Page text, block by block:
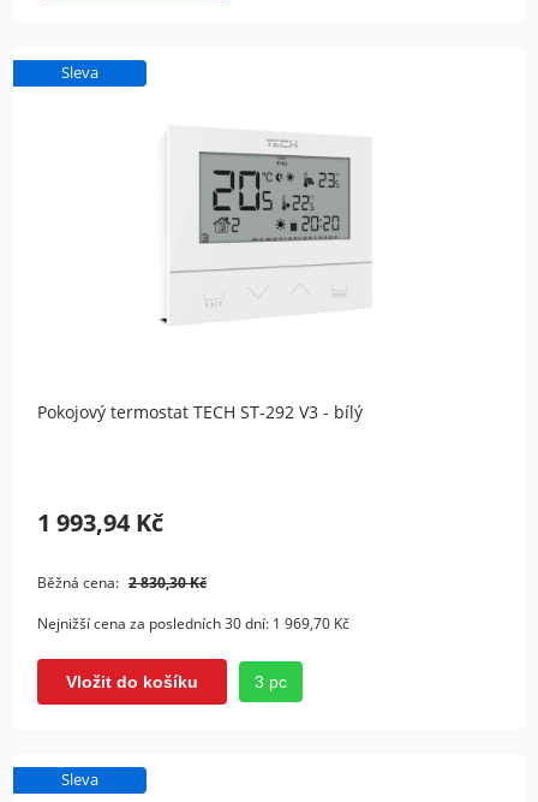
Pokojový termostat TECH ST-292 V3 - bílý
1 993,94 Kč
Běžná cena: 2 830,30 Kč
Nejnižší cena za posledních 30 dní: 1 969,70 Kč
Vložit do košíku 3 pc
Sleva
Sleva